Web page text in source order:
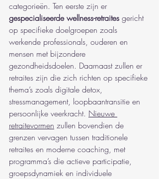
categorieën. Ten eerste zijn er
gespecialiseerde wellness-retraites gericht
op specifieke doelgroepen zoals
werkende professionals, ouderen en
mensen met bijzondere
gezondheidsdoelen. Daarnaast zullen er
retraites zijn die zich richten op specifieke
thema’s zoals digitale detox,
stressmanagement, loopbaantransitie en
persoonlijke veerkracht. Nieuwe
retraitevormen zullen bovendien de
grenzen vervagen tussen traditionele
retraites en moderne coaching, met
programma’s die actieve participatie,
groepsdynamiek en individuele